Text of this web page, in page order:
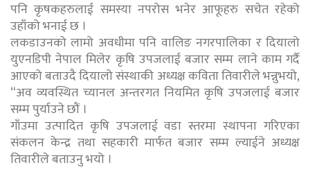
पनि कृषकहरुलाई समस्या नपरोस भनेर आफूहरु सचेत रहेको
उहाँको भनाई छ ।
लकडाउनको लामो अवधीमा पनि वालिङ नगरपालिका र दियालो
युएनडिपी नेपाल मिलेर कृषि उपजलाई बजार सम्म लाने काम गर्दै
आएको बताउदै दियालो संस्थाकी अध्यक्ष कविता तिवारीले भन्नुभयो,
“अव व्यवस्थित च्यानल अन्तरगत नियमित कृषि उपजलाई बजार
सम्म पुर्याउने छौं ।
गाँउमा उत्पादित कृषि उपजलाई वडा स्तरमा स्थापना गरिएका
संकलन केन्द्र तथा सहकारी मार्फत बजार सम्म ल्याईने अध्यक्ष
तिवारीले बताउनु भयो ।